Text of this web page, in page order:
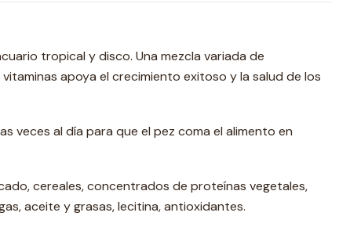
tropical y disco. Una mezcla variada de
apoya el crecimiento exitoso y la salud de los
veces al día para que el pez coma el alimento en
cereales, concentrados de proteínas vegetales,
aceite y grasas, lecitina, antioxidantes.